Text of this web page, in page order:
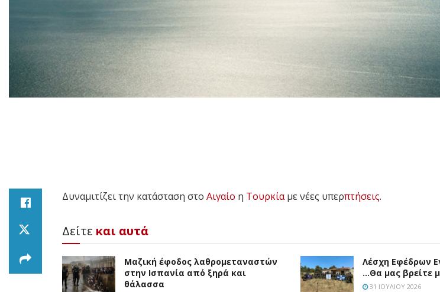
Δυναμιτίζει την κατάσταση στο Αιγαίο η Τουρκίαμε νέες υπερπτήσεις.
Δείτε και αυτά
Μαζική έφοδος λαθρομεταναστών
στην Ισπανία από ξηρά και
θάλασσα
Λέσχη Εφέδρων
…Θα μας βρείτε
31 ΙΟΥΛΊΟΥ 2026